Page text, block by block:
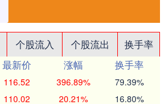
个股流入 个股流出
换手率
最新价 涨幅
换手率
116.52 396.89% 79.39%
110.02 20.21% 16.80%